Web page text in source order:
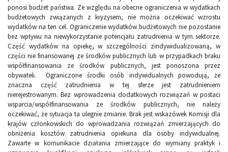
ponosi budżet państwa. Ze względu na obecne ograniczenia w wydatkach
budżetowych związanych z kryzysem, nie można oczekiwać wzrostu
wydatków na ten cel. Ograniczenie wydatków budżetowych nie pozostanie
bez wpływu na niewykorzystanie potencjału zatrudnienia w tym sektorze.
Część wydatków na opiekę, w szczególności zindywidualizowaną, w
części nie finansowanej ze środków publicznych lub w przypadkach braku
współfinansowania ze środków publicznych, jest ponoszona przez
obywateli. Ograniczone środki osób indywidualnych powodują, że
znaczna część zatrudnienia w tej sferze jest zatrudnieniem
nierejestrowanym. Bez wprowadzenia dodatkowych rozwiązań w postaci
wsparcia/współfinansowania ze środków publicznych, nie należy
oczekiwać, że sytuacja ta ulegnie zmianie. Brak jest wskazówek Komisji dla
krajów członkowskich do wprowadzania rozwiązań zmierzających do
obniżenia kosztów zatrudnienia opiekuna dla osoby indywidualnej.
Zawarte w komunikacie działania zmierzające do wymiany praktyk i